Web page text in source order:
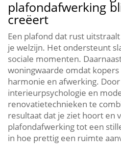
plafondafwerking
creëert
Een plafond dat rust
je welzijn.​ Het ondersteunt
sociale momenten.​
woningwaarde omdat
harmonie en afwerking.​
interieurpsychologie en
renovatietechnieken te
resultaat dat je ziet hoort en
plafondafwerking tot een
in hoe prettig een ruimte